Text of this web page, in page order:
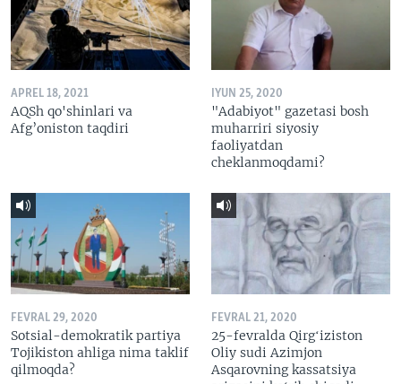
APREL 18, 2021
AQSh qo'shinlari va
Afg’oniston taqdiri
IYUN 25, 2020
"Adabiyot" gazetasi bosh
muharriri siyosiy
faoliyatdan
cheklanmoqdami?
FEVRAL 29, 2020
Sotsial-demokratik partiya
Tojikiston ahliga nima taklif
qilmoqda?
FEVRAL 21, 2020
25-fevralda Qirgʻiziston
Oliy sudi Azimjon
Asqarovning kassatsiya